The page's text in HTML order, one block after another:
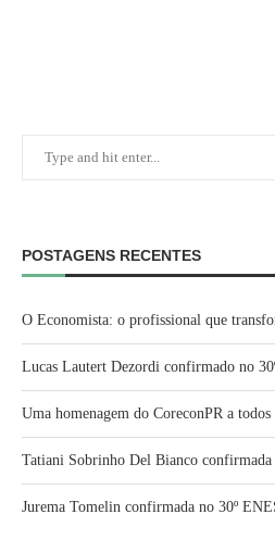
POSTAGENS RECENTES
O Economista: o profissional que
Lucas Lautert Dezordi confirmado no
Uma homenagem do CoreconPR a todos
Tatiani Sobrinho Del Bianco
Jurema Tomelin confirmada no 30º